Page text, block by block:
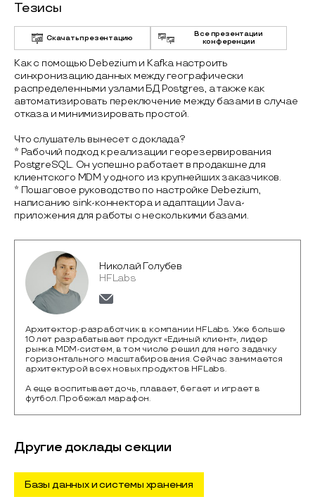
Тезисы
Скачать презентацию
Все презентации
конференции
Как с помощью Debezium и Kafka настроить
синхронизацию данных между географически
распределенными узлами БД Postgres, а также как
автоматизировать переключение между базами в случае
отказа и минимизировать простой.
Что слушатель вынесет с доклада?
* Рабочий подход к реализации георезервирования
PostgreSQL. Он успешно работает в продакшне для
клиентского MDM у одного из крупнейших заказчиков.
* Пошаговое руководство по настройке Debezium,
написанию sink-коннектора и адаптации Java-
приложения для работы с несколькими базами.
Николай Голубев
HFLabs
Архитектор-разработчик в компании HFLabs. Уже больше
10 лет разрабатывает продукт «Единый клиент», лидер
рынка MDM-систем, в том числе решил для него задачку
горизонтального масштабирования. Сейчас занимается
архитектурой всех новых продуктов HFLabs.
А еще воспитывает дочь, плавает, бегает и играет в
футбол. Пробежал марафон.
Другие доклады секции
Базы данных и системы хранения